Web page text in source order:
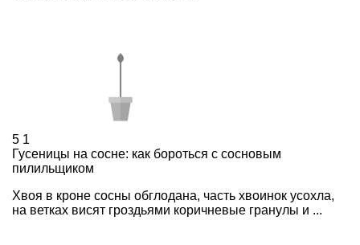
5 1
Гусеницы на сосне: как бороться с сосновым
пилильщиком
Хвоя в кроне сосны обглодана, часть хвоинок усохла,
на ветках висят гроздьями коричневые гранулы и ...